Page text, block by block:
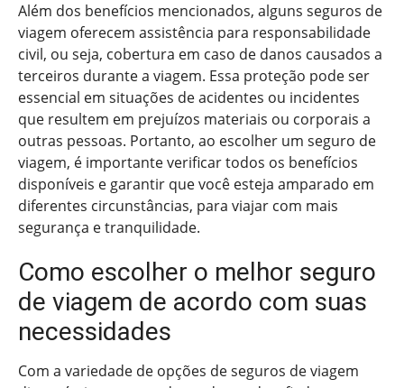
Além dos benefícios mencionados, alguns seguros de
viagem oferecem assistência para responsabilidade
civil, ou seja, cobertura em caso de danos causados a
terceiros durante a viagem. Essa proteção pode ser
essencial em situações de acidentes ou incidentes
que resultem em prejuízos materiais ou corporais a
outras pessoas. Portanto, ao escolher um seguro de
viagem, é importante verificar todos os benefícios
disponíveis e garantir que você esteja amparado em
diferentes circunstâncias, para viajar com mais
segurança e tranquilidade.
Como escolher o melhor seguro
de viagem de acordo com suas
necessidades
Com a variedade de opções de seguros de viagem